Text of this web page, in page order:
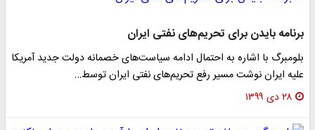
برنامه بایدن برای تحریم‌های نفتی ایران
بلومبرگ با اشاره به احتمال ادامه سیاست‌های خصمانه دولت جدید آمریکا
علیه ایران نوشت مسیر رفع تحریم‌های نفتی ایران توسط…
۲۸ دی ۱۳۹۹